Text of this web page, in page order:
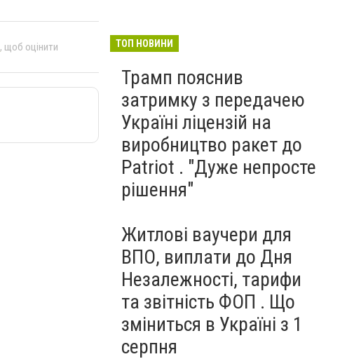
, щоб оцінити ТОП НОВИНИ
Трамп пояснив
затримку з передачею
Україні ліцензій на
виробництво ракет до
Patriot . "Дуже непросте
рішення"
Житлові ваучери для
ВПО, виплати до Дня
Незалежності, тарифи
та звітність ФОП . Що
зміниться в Україні з 1
серпня